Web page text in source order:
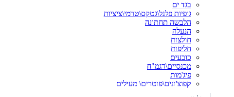
בגד ים
גופיות פלנל\גטקס\טרמי\ציציות
הלבשה תחתונה
הנעלה
חולצות
חליפות
כובעים
מכנסיים\דגמ"ח
פיג'מות
קפוצ'ונים\פוטרים\ מעילים